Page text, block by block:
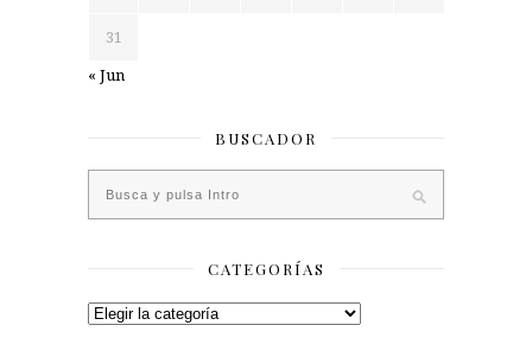
31
« Jun
BUSCADOR
CATEGORÍAS
Categorías